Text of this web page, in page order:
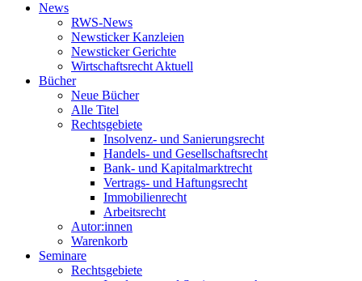
News
RWS-News
Newsticker Kanzleien
Newsticker Gerichte
Wirtschaftsrecht Aktuell
Bücher
Neue Bücher
Alle Titel
Rechtsgebiete
Insolvenz- und Sanierungsrecht
Handels- und Gesellschaftsrecht
Bank- und Kapitalmarktrecht
Vertrags- und Haftungsrecht
Immobilienrecht
Arbeitsrecht
Autor:innen
Warenkorb
Seminare
Rechtsgebiete